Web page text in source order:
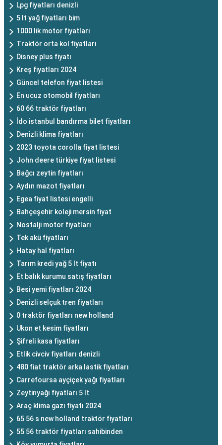
Lpg fiyatları denizli
5 lt yağ fiyatları bim
1000 lik motor fiyatları
Traktör orta kol fiyatları
Disney plus fiyatı
Kreş fiyatları 2024
Güncel telefon fiyat listesi
En ucuz otomobil fiyatları
60 66 traktör fiyatları
İdo istanbul bandırma bilet fiyatları
Denizli klima fiyatları
2023 toyota corolla fiyat listesi
John deere türkiye fiyat listesi
Bağcı zeytin fiyatları
Aydın mazot fiyatları
Egea fiyat listesi engelli
Bahçeşehir koleji mersin fiyat
Nostalji motor fiyatları
Tek akü fiyatları
Hatay hal fiyatları
Tarım kredi yağ 5 lt fiyatı
Et balık kurumu satış fiyatları
Besi yemi fiyatları 2024
Denizli selçuk tren fiyatları
0 traktör fiyatları new holland
Ukon et kesim fiyatları
Şifreli kasa fiyatları
Etlik civciv fiyatları denizli
480 fiat traktör arka lastik fiyatları
Carrefoursa ayçiçek yağı fiyatları
Zeytinyağı fiyatları 5 lt
Araç klima gazı fiyatı 2024
65 56 s new holland traktör fiyatları
55 56 traktör fiyatları sahibinden